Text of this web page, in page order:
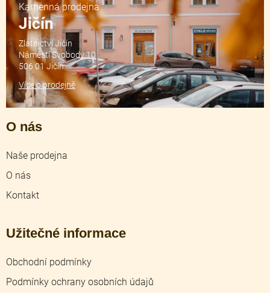
O nás
Naše prodejna
O nás
Kontakt
Užitečné informace
Obchodní podmínky
Podmínky ochrany osobních údajů
Kamenná prodejna
Jičín
Zlatnictví Jičín
Náměstí Svobody 10
506 01 Jičín
Více o prodejně